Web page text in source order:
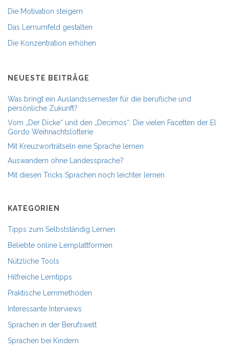
Die Motivation steigern
Das Lernumfeld gestalten
Die Konzentration erhöhen
NEUESTE BEITRÄGE
Was bringt ein Auslandssemester für die berufliche und
persönliche Zukunft?
Vom „Der Dicke“ und den „Decimos“: Die vielen Facetten der El
Gordo Weihnachtslotterie
Mit Kreuzworträtseln eine Sprache lernen
Auswandern ohne Landessprache?
Mit diesen Tricks Sprachen noch leichter lernen
KATEGORIEN
Tipps zum Selbstständig Lernen
Beliebte online Lernplattformen
Nützliche Tools
Hilfreiche Lerntipps
Praktische Lernmethoden
Interessante Interviews
Sprachen in der Berufswelt
Sprachen bei Kindern